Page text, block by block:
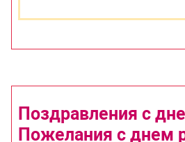
Поздравления с
Пожелания с днем